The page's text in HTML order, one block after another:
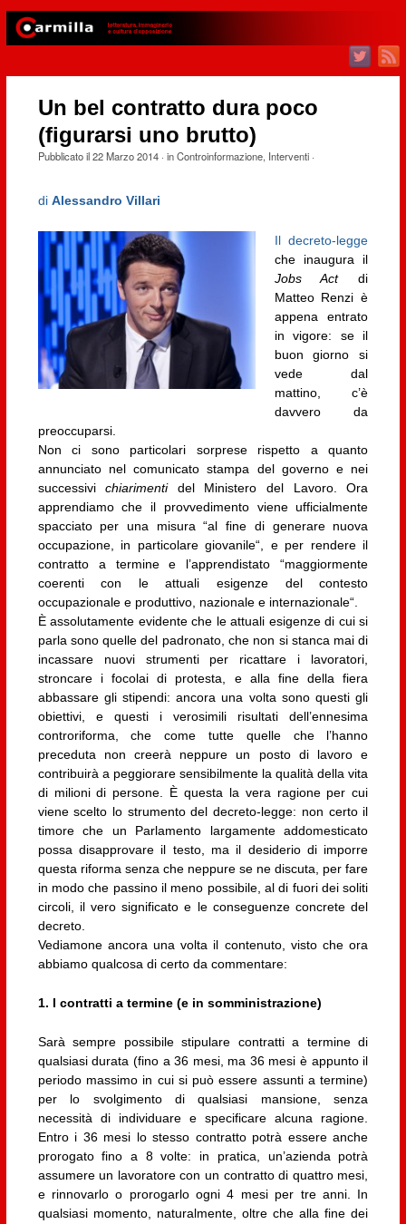
Un bel contratto dura poco
(figurarsi uno brutto)
Pubblicato il22 Marzo 2014· inControinformazione, Interventi·
di Alessandro Villari
Il decreto-legge
che inaugura il
Jobs Actdi
Matteo Renzi è
appena entrato
in vigore: se il
buon giorno si
vede dal
mattino, c’è
davvero da
preoccuparsi.
Non ci sono particolari sorprese rispetto a quanto
annunciato nel comunicato stampa del governo e nei
successivichiarimenti del Ministero del Lavoro. Ora
apprendiamo che il provvedimento viene ufficialmente
spacciato per una misura “al fine di generare nuova
occupazione, in particolare giovanile“, e per rendere il
contratto a termine e l’apprendistato “maggiormente
coerenti con le attuali esigenze del contesto
occupazionale e produttivo, nazionale e internazionale“.
È assolutamente evidente che le attuali esigenze di cui si
parla sono quelle del padronato, che non si stanca mai di
incassare nuovi strumenti per ricattare i lavoratori,
stroncare i focolai di protesta, e alla fine della fiera
abbassare gli stipendi: ancora una volta sono questi gli
obiettivi, e questi i verosimili risultati dell’ennesima
controriforma, che come tutte quelle che l’hanno
preceduta non creerà neppure un posto di lavoro e
contribuirà a peggiorare sensibilmente la qualità della vita
di milioni di persone. È questa la vera ragione per cui
viene scelto lo strumento del decreto-legge: non certo il
timore che un Parlamento largamente addomesticato
possa disapprovare il testo, ma il desiderio di imporre
questa riforma senza che neppure se ne discuta, per fare
in modo che passino il meno possibile, al di fuori dei soliti
circoli, il vero significato e le conseguenze concrete del
decreto.
Vediamone ancora una volta il contenuto, visto che ora
abbiamo qualcosa di certo da commentare:
1. I contratti a termine (e in somministrazione)
Sarà sempre possibile stipulare contratti a termine di
qualsiasi durata (fino a 36 mesi, ma 36 mesi è appunto il
periodo massimo in cui si può essere assunti a termine)
per lo svolgimento di qualsiasi mansione, senza
necessità di individuare e specificare alcuna ragione.
Entro i 36 mesi lo stesso contratto potrà essere anche
prorogato fino a 8 volte: in pratica, un’azienda potrà
assumere un lavoratore con un contratto di quattro mesi,
e rinnovarlo o prorogarlo ogni 4 mesi per tre anni. In
qualsiasi momento, naturalmente, oltre che alla fine dei